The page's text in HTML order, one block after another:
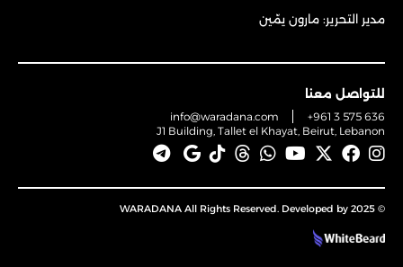
مدير التحرير: مارون يمّين
للتواصل معنا
info@waradana.com
+961 3 575 636
J1 Building, Tallet el Khayat, Beirut, Lebanon
© 2025 WARADANA All Rights Reserved. Developed by